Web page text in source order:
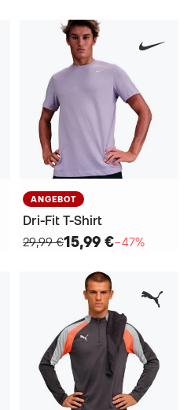
ANGEBOT
Dri-Fit T-Shirt
29,99 €15,99 €−47%